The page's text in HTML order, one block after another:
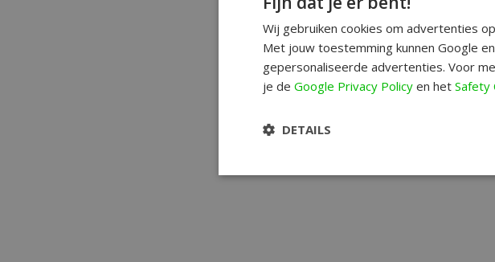
Wij gebruiken cookies om advertenties
Met jouw toestemming kunnen Google
gepersonaliseerde advertenties. Voor
je de Google Privacy Policy en het Safety
DETAILS